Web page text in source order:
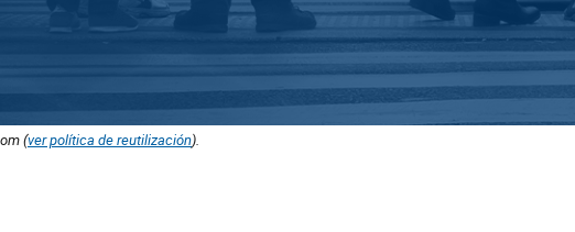
(ver política de reutilización).